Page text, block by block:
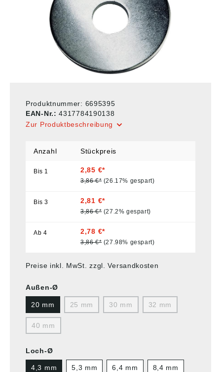
Produktnummer: 6695395
EAN-Nr.:4317784190138
Zur Produktbeschreibung
Anzahl Stückpreis
Bis 1 2,85 €*
3,86 €* (26.17% gespart)
Bis3 2,81 €*
3,86 €* (27.2% gespart)
Ab 4 2,78 €*
3,86 €* (27.98% gespart)
Preise inkl. MwSt. zzgl. Versandkosten
Außen-Ø
20 mm 25 mm 30 mm 32 mm
40 mm
Loch-Ø
4,3 mm 5,3 mm 6,4 mm 8,4 mm